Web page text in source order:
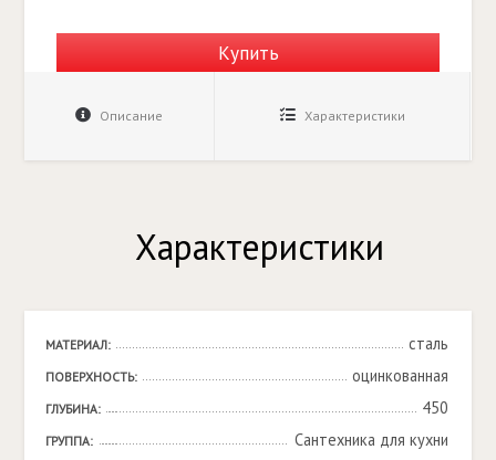
Купить
Описание Характеристики
Характеристики
МАТЕРИАЛ: сталь
ПОВЕРХНОСТЬ: оцинкованная
ГЛУБИНА: 450
ГРУППА: Сантехника для кухни